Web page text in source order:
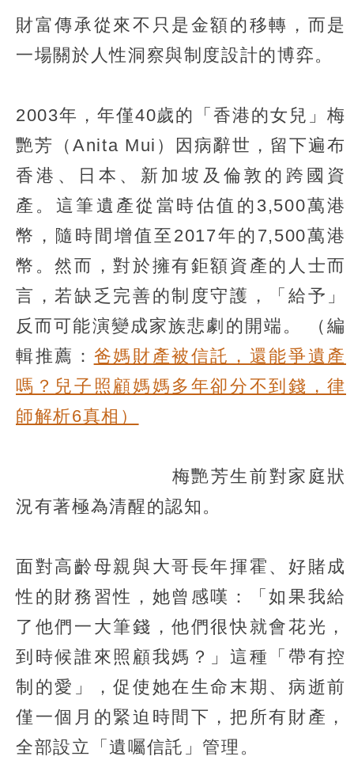
財富傳承從來不只是金額的移轉，而是
一場關於人性洞察與制度設計的博弈。
2003年，年僅40歲的「香港的女兒」梅
艷芳（Anita Mui）因病辭世，留下遍布
香港、日本、新加坡及倫敦的跨國資
產。這筆遺產從當時估值的3,500萬港
幣，隨時間增值至2017年的7,500萬港
幣。然而，對於擁有鉅額資產的人士而
言，若缺乏完善的制度守護，「給予」
反而可能演變成家族悲劇的開端。
（編
輯推薦： 爸媽財產被信託，還能爭遺產
嗎？兒子照顧媽媽多年卻分不到錢，律
師解析6真相）
梅艷芳生前對家庭狀
況有著極為清醒的認知。
面對高齡母親與大哥長年揮霍、好賭成
性的財務習性，她曾感嘆：「如果我給
了他們一大筆錢，他們很快就會花光，
到時候誰來照顧我媽？」這種「帶有控
制的愛」，促使她在生命末期、病逝前
僅一個月的緊迫時間下，把所有財產，
全部設立「遺囑信託」管理。